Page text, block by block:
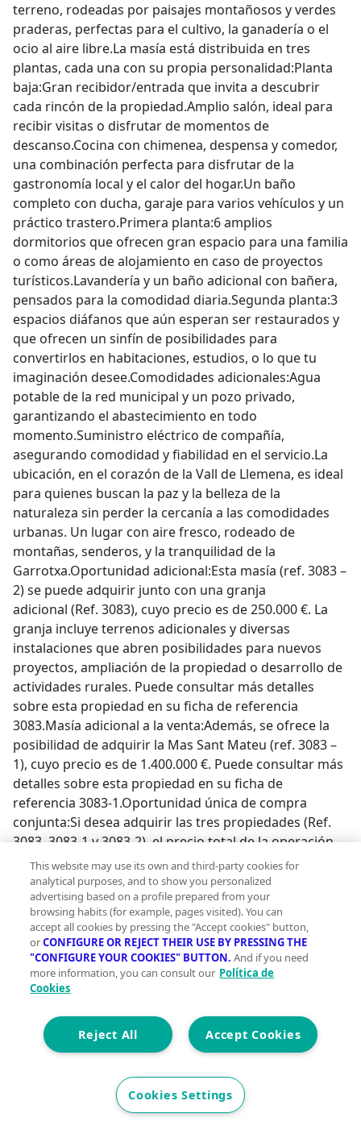
terreno, rodeadas por paisajes montañosos y verdes
praderas, perfectas para el cultivo, la ganadería o el
ocio al aire libre.La masía está distribuida en tres
plantas, cada una con su propia personalidad:Planta
baja:Gran recibidor/entrada que invita a descubrir
cada rincón de la propiedad.Amplio salón, ideal para
recibir visitas o disfrutar de momentos de
descanso.Cocina con chimenea, despensa y comedor,
una combinación perfecta para disfrutar de la
gastronomía local y el calor del hogar.Un baño
completo con ducha, garaje para varios vehículos y un
práctico trastero.Primera planta:6 amplios
dormitorios que ofrecen gran espacio para una familia
o como áreas de alojamiento en caso de proyectos
turísticos.Lavandería y un baño adicional con bañera,
pensados para la comodidad diaria.Segunda planta:3
espacios diáfanos que aún esperan ser restaurados y
que ofrecen un sinfín de posibilidades para
convertirlos en habitaciones, estudios, o lo que tu
imaginación desee.Comodidades adicionales:Agua
potable de la red municipal y un pozo privado,
garantizando el abastecimiento en todo
momento.Suministro eléctrico de compañía,
asegurando comodidad y fiabilidad en el servicio.La
ubicación, en el corazón de la Vall de Llemena, es ideal
para quienes buscan la paz y la belleza de la
naturaleza sin perder la cercanía a las comodidades
urbanas. Un lugar con aire fresco, rodeado de
montañas, senderos, y la tranquilidad de la
Garrotxa.Oportunidad adicional:Esta masía (ref. 3083 –
2) se puede adquirir junto con una granja
adicional (Ref. 3083), cuyo precio es de 250.000 €. La
granja incluye terrenos adicionales y diversas
instalaciones que abren posibilidades para nuevos
proyectos, ampliación de la propiedad o desarrollo de
actividades rurales. Puede consultar más detalles
sobre esta propiedad en su ficha de referencia
3083.Masía adicional a la venta:Además, se ofrece la
posibilidad de adquirir la Mas Sant Mateu (ref. 3083 –
1), cuyo precio es de 1.400.000 €. Puede consultar más
detalles sobre esta propiedad en su ficha de
referencia 3083-1.Oportunidad única de compra
conjunta:Si desea adquirir las tres propiedades (Ref.
3083, 3083-1 y 3083-2), el precio total de la operación
sería 2.200.000 €. Esta es una oportunidad única para
contar con tres propiedades interconectadas en un
entorno natural privilegiado, que ofrecen amplias
posibilidades de desarrollo y una inversión segura.¡No
pierdas la oportunidad de hacer tuya esta joya de la
arquitectura catalana! ¡Contáctanos para más
información y agenda tu visita!;
This website may use its own and third-party cookies for
analytical purposes, and to show you personalized
advertising based on a profile prepared from your
browsing habits (for example, pages visited). You can
accept all cookies by pressing the "Accept cookies" button,
orCONFIGURE OR REJECT THEIR USE BY PRESSING THE
"CONFIGURE YOUR COOKIES" BUTTON. And if you need
more information, you can consult our Política de
Cookies
Accept Cookies
Reject All
Cookies Settings